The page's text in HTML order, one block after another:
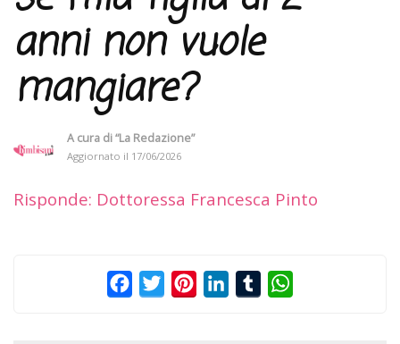
anni non vuole
mangiare?
A cura di“La Redazione”
Aggiornato il 17/06/2026
Risponde: Dottoressa Francesca Pinto
FacebookTwitterPinterestLinkedInTumblr